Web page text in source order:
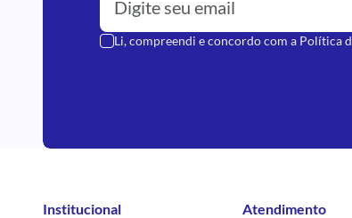
Li, compreendi e concordo com a Política
Institucional Atendimento